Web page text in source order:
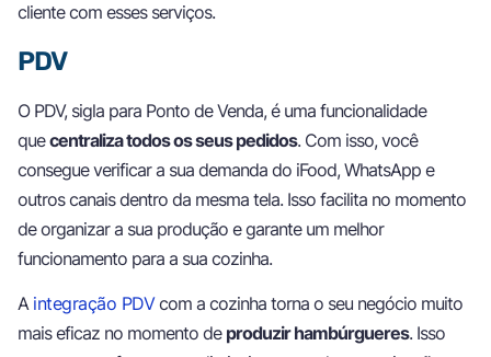
cliente com esses serviços.
PDV
O PDV, sigla para Ponto de Venda, é uma funcionalidade
quecentraliza todos os seus pedidos. Com isso, você
consegue verificar a sua demanda do iFood, WhatsApp e
outros canais dentro da mesma tela. Isso facilita no momento
de organizar a sua produção e garante um melhor
funcionamento para a sua cozinha.
A integração PDVcom a cozinha torna o seu negócio muito
mais eficaz no momento de produzir hambúrgueres. Isso